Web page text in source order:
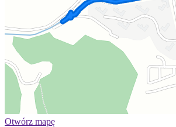
Otwórz mapę